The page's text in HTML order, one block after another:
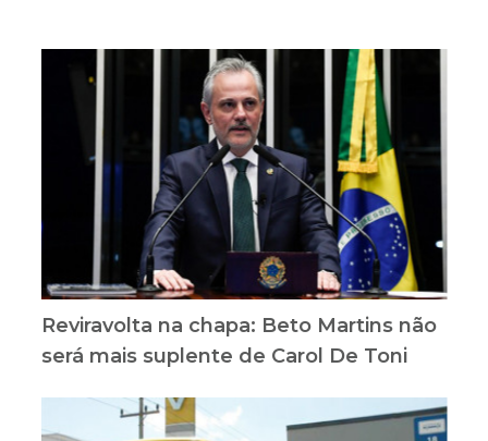
Reviravolta na chapa: Beto Martins não
será mais suplente de Carol De Toni